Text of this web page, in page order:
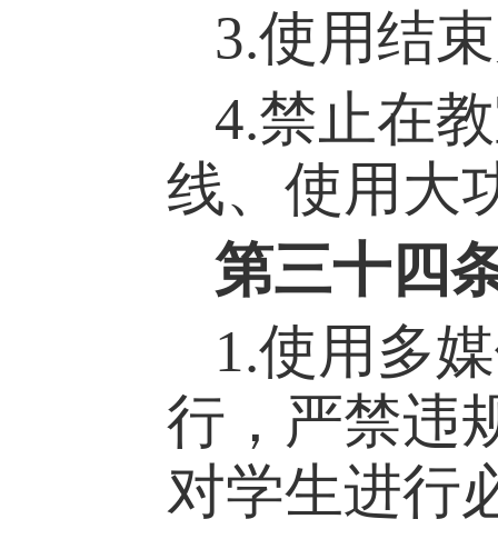
3.使用结
4.禁止在
线、使用大
第三十四
1.使用多
行，严禁违
对学生进行